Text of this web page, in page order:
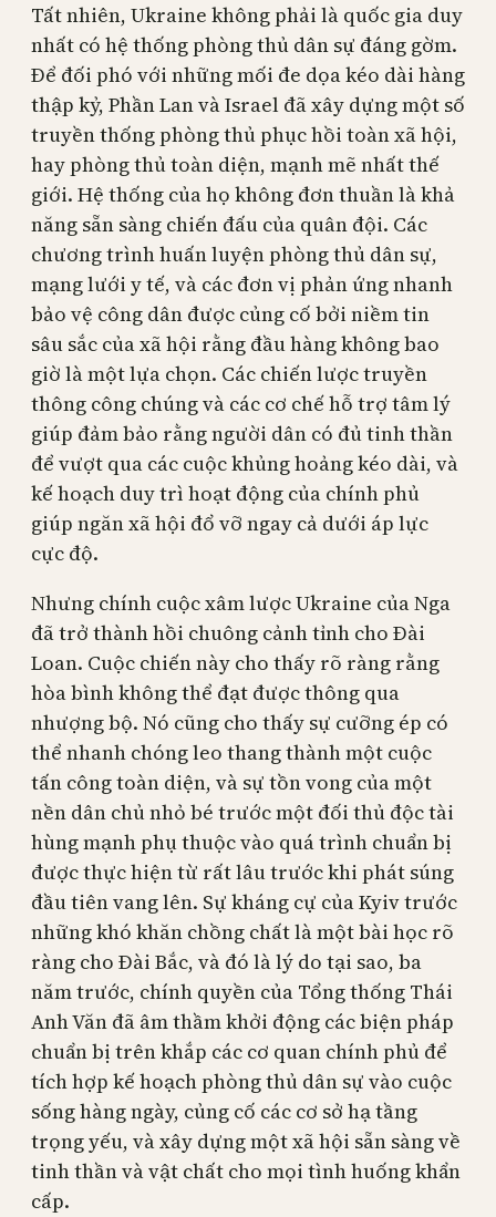
Tất nhiên, Ukraine không phải là quốc gia duy
nhất có hệ thống phòng thủ dân sự đáng gờm.
Để đối phó với những mối đe dọa kéo dài hàng
thập kỷ, Phần Lan và Israel đã xây dựng một số
truyền thống phòng thủ phục hồi toàn xã hội,
hay phòng thủ toàn diện, mạnh mẽ nhất thế
giới. Hệ thống của họ không đơn thuần là khả
năng sẵn sàng chiến đấu của quân đội. Các
chương trình huấn luyện phòng thủ dân sự,
mạng lưới y tế, và các đơn vị phản ứng nhanh
bảo vệ công dân được củng cố bởi niềm tin
sâu sắc của xã hội rằng đầu hàng không bao
giờ là một lựa chọn. Các chiến lược truyền
thông công chúng và các cơ chế hỗ trợ tâm lý
giúp đảm bảo rằng người dân có đủ tinh thần
để vượt qua các cuộc khủng hoảng kéo dài, và
kế hoạch duy trì hoạt động của chính phủ
giúp ngăn xã hội đổ vỡ ngay cả dưới áp lực
cực độ.
Nhưng chính cuộc xâm lược Ukraine của Nga
đã trở thành hồi chuông cảnh tỉnh cho Đài
Loan. Cuộc chiến này cho thấy rõ ràng rằng
hòa bình không thể đạt được thông qua
nhượng bộ. Nó cũng cho thấy sự cưỡng ép có
thể nhanh chóng leo thang thành một cuộc
tấn công toàn diện, và sự tồn vong của một
nền dân chủ nhỏ bé trước một đối thủ độc tài
hùng mạnh phụ thuộc vào quá trình chuẩn bị
được thực hiện từ rất lâu trước khi phát súng
đầu tiên vang lên. Sự kháng cự của Kyiv trước
những khó khăn chồng chất là một bài học rõ
ràng cho Đài Bắc, và đó là lý do tại sao, ba
năm trước, chính quyền của Tổng thống Thái
Anh Văn đã âm thầm khởi động các biện pháp
chuẩn bị trên khắp các cơ quan chính phủ để
tích hợp kế hoạch phòng thủ dân sự vào cuộc
sống hàng ngày, củng cố các cơ sở hạ tầng
trọng yếu, và xây dựng một xã hội sẵn sàng về
tinh thần và vật chất cho mọi tình huống khẩn
cấp.